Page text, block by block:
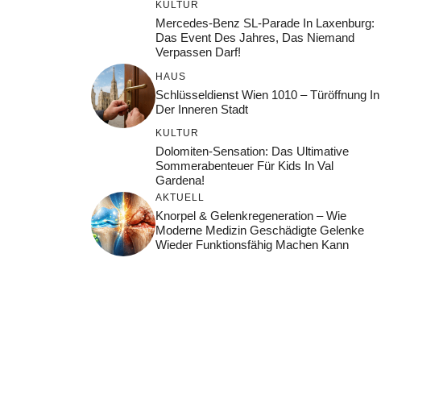
KULTUR
Mercedes-Benz SL-Parade In Laxenburg:
Das Event Des Jahres, Das Niemand
Verpassen Darf!
HAUS
Schlüsseldienst Wien 1010 – Türöffnung In
Der Inneren Stadt
KULTUR
Dolomiten-Sensation: Das Ultimative
Sommerabenteuer Für Kids In Val
Gardena!
AKTUELL
Knorpel & Gelenkregeneration – Wie
Moderne Medizin Geschädigte Gelenke
Wieder Funktionsfähig Machen Kann